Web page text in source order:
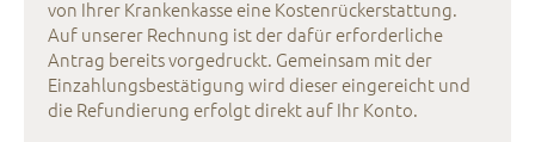
von Ihrer Krankenkasse eine Kostenrückerstattung.
Auf unserer Rechnung ist der dafür erforderliche
Antrag bereits vorgedruckt. Gemeinsam mit der
Einzahlungsbestätigung wird dieser eingereicht und
die Refundierung erfolgt direkt auf Ihr Konto.